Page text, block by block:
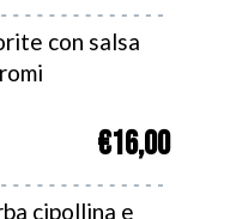
con salsa
€16,00
cipollina e